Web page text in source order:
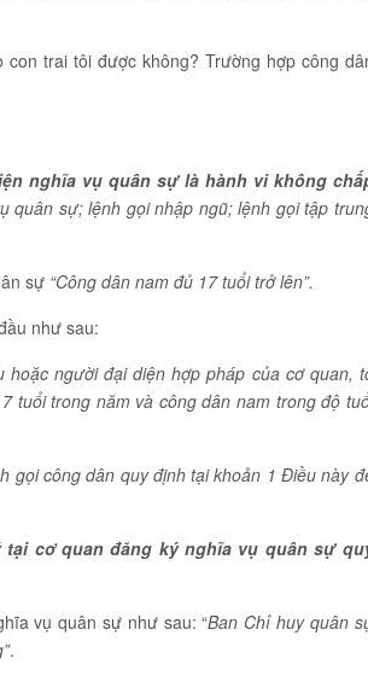
trai tôi được không? Trường hợp công
nghĩa vụ quân sự là hành vi không
quân sự; lệnh gọi nhập ngũ; lệnh gọi tập
sự “Công dân nam đủ 17 tuổi trở lên”.
như sau:
người đại diện hợp pháp của cơ quan,
tuổi trong năm và công dân nam trong độ
gọi công dân quy định tại khoản 1 Điều này
cơ quan đăng ký nghĩa vụ quân sự
vụ quân sự như sau: “Ban Chỉ huy quân
.